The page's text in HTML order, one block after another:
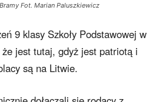
Fot. Marian Paluszkiewicz
9 klasy Szkoły Podstawowej w
że jest tutaj, gdyż jest patriotą i
są na Litwie.